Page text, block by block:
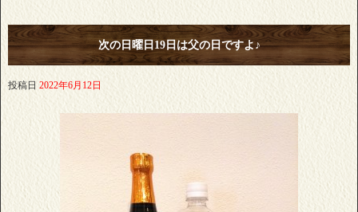
次の日曜日19日は父の日ですよ♪
投稿日 2022年6月12日